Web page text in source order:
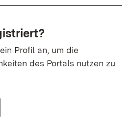
Profil an, um die
des Portals nutzen zu